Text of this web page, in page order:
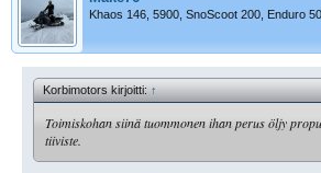
Khaos 146, 5900, SnoScoot 200, Enduro
Korbimotors kirjoitti:↑
Toimiskohan siinä tuommonen ihan perus öljy
tiiviste.